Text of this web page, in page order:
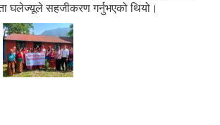
घलेज्यूले सहजीकरण गर्नुभएको थियो।